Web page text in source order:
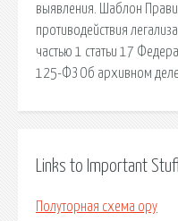
выявления. Шаблон
противодействия
частью 1 статьи 17
125-ФЗ Об архивном деле.
Links to Important
Полуторная схема ору